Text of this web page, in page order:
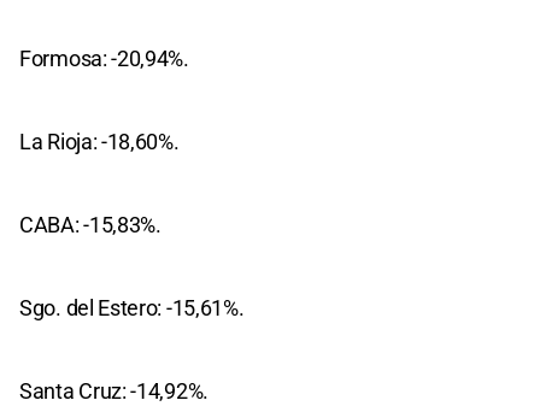
Formosa: -20,94%.
La Rioja: -18,60%.
CABA: -15,83%.
Sgo. del Estero: -15,61%.
Santa Cruz: -14,92%.